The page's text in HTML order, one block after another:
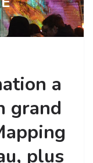
a
grand
plus